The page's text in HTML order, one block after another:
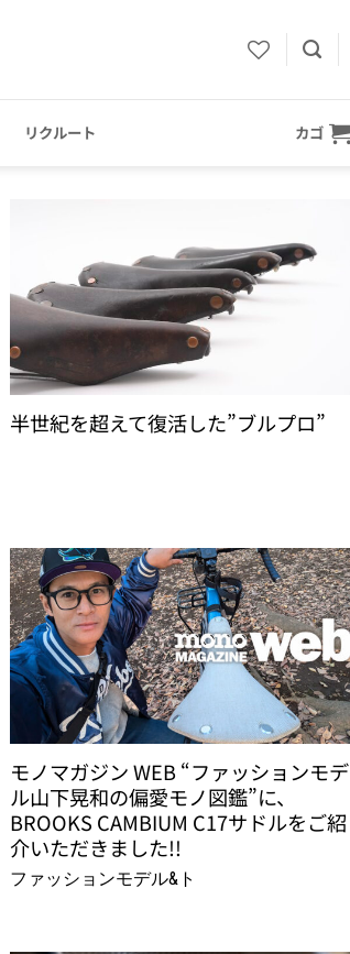
リクルート カゴ
半世紀を超えて復活した”ブルプロ”
モノマガジン WEB “ファッションモデ
ル山下晃和の偏愛モノ図鑑”に、
BROOKS CAMBIUM C17サドルをご紹
介いただきました!!
ファッションモデル&ト